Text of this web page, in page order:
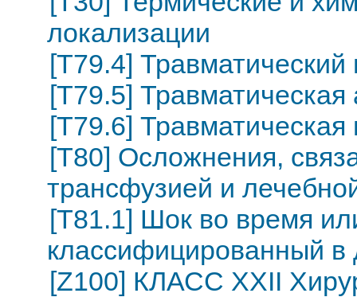
локализации
[T79.4] Травматический
[T79.5] Травматическая
[T79.6]
[T80] Осложнения,
трансфузией и
[T81.1] Шок во время
классифицированный в
[Z100] КЛАСС XXII